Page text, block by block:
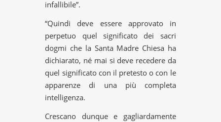
infallibile”.
“Quindi deve essere approvato in
perpetuo quel significato dei sacri
dogmi che la Santa Madre Chiesa ha
dichiarato, né mai si deve recedere da
quel significato con il pretesto o con le
apparenze di una più completa
intelligenza.
Crescano dunque e gagliardamente